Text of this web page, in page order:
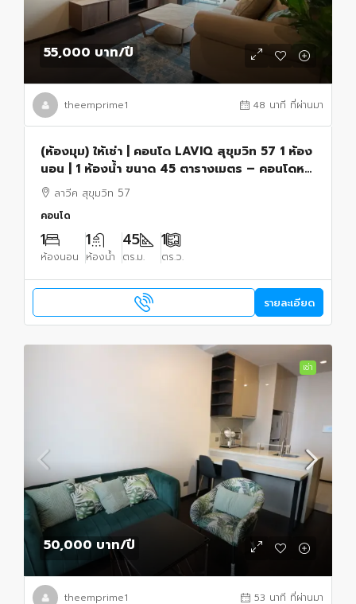
55,000 บาท/ปี
theemprime1 48 นาที ที่ผ่านมา
(ห้องมุม) ให้เช่า | คอนโด LAVIQ สุขุมวิท 57 1 ห้อง
นอน | 1 ห้องน้ำ ขนาด 45 ตารางเมตร – คอนโดหรู
ใกล้รถไฟฟ้า BTS ทองหล่อ
ลาวีค สุขุมวิท 57
คอนโด
1
ห้องนอน
1
ห้องน้ำ
45
ตร.ม.
1
ตร.ว.
รายละเอียด
เช่า
50,000 บาท/ปี
theemprime1 53 นาที ที่ผ่านมา